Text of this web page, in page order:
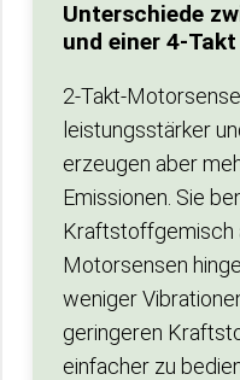
Unterschiede
und einer 4-
2-Takt-
leistungsstärker
erzeugen aber
Emissionen. Sie
Kraftstoffgemisch
Motorsensen
weniger
geringeren
einfacher zu